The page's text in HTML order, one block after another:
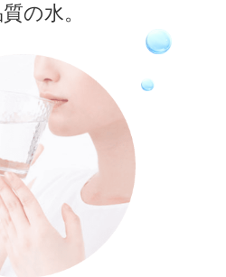
の水。